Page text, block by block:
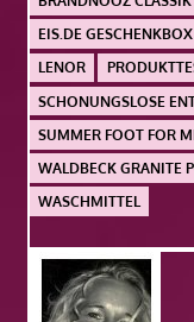
EIS.DE GESCHENKBOX
LENOR
SCHONUNGSLOSE
SUMMER FOOT FOR
WALDBECK GRANITE
WASCHMITTEL